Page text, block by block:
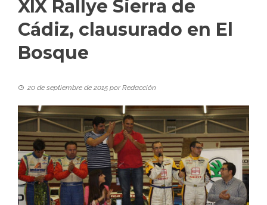
XIX Rallye Sierra de
Cádiz, clausurado en El
Bosque
20 de septiembre de 2015 porRedacción